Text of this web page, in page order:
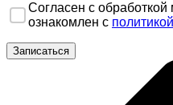
Согласен с
ознакомлен с